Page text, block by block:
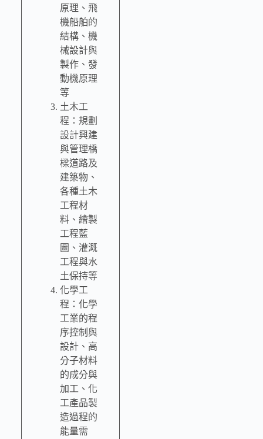
原理、飛
機船舶的
結構、機
械設計與
製作、發
動機原理
等
土木工
程：規劃
設計興建
與管理橋
樑道路及
建築物、
各種土木
工程材
料、繪製
工程藍
圖、灌溉
工程與水
土保持等
化學工
程：化學
工業的程
序控制與
設計、高
分子材料
的成分與
加工、化
工產品製
造過程的
能量需